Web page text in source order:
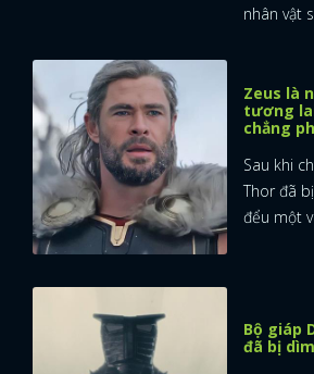
ĐĂNG
nhân vật
Zeus là
tương
chẳng
Sau khi
Thor đã
đểu một
Bộ giáp
đã bị